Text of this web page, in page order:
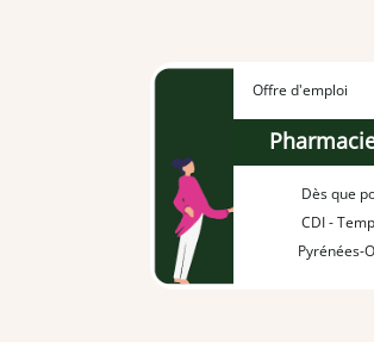
Offre d'emploi
Dès que
CDI -
Pyrénées-